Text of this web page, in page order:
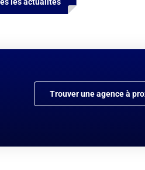
Trouver une agence à